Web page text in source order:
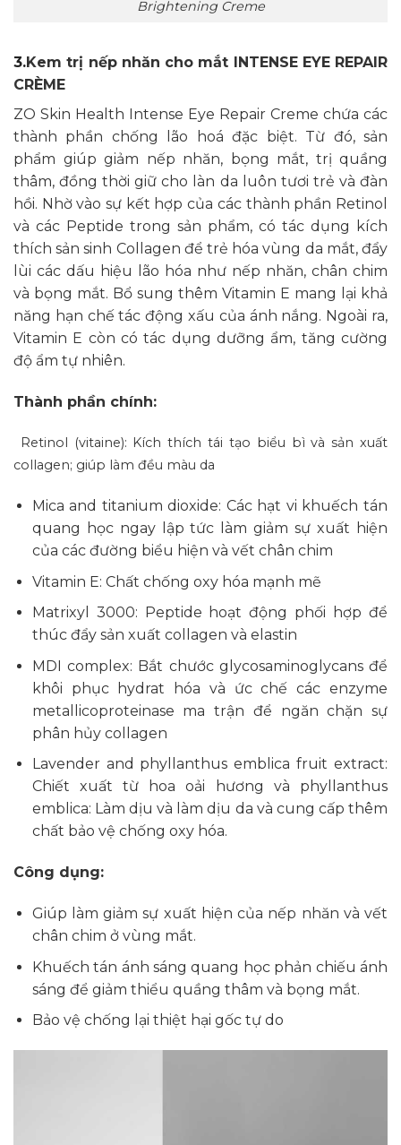
Brightening Creme
3.Kem trị nếp nhăn cho mắt INTENSE EYE REPAIR
CRÈME
ZO Skin Health Intense Eye Repair Creme chứa các
thành phần chống lão hoá đặc biệt. Từ đó, sản
phẩm giúp giảm nếp nhăn, bọng mắt, trị quầng
thâm, đồng thời giữ cho làn da luôn tươi trẻ và đàn
hồi. Nhờ vào sự kết hợp của các thành phần Retinol
và các Peptide trong sản phẩm, có tác dụng kích
thích sản sinh Collagen để trẻ hóa vùng da mắt, đẩy
lùi các dấu hiệu lão hóa như nếp nhăn, chân chim
và bọng mắt. Bổ sung thêm Vitamin E mang lại khả
năng hạn chế tác động xấu của ánh nắng. Ngoài ra,
Vitamin E còn có tác dụng dưỡng ẩm, tăng cường
độ ẩm tự nhiên.
Thành phần chính:
Retinol (vitaine): Kích thích tái tạo biểu bì và sản xuất
collagen; giúp làm đều màu da
Mica and titanium dioxide: Các hạt vi khuếch tán
quang học ngay lập tức làm giảm sự xuất hiện
của các đường biểu hiện và vết chân chim
Vitamin E: Chất chống oxy hóa mạnh mẽ
Matrixyl 3000: Peptide hoạt động phối hợp để
thúc đẩy sản xuất collagen và elastin
MDI complex: Bắt chước glycosaminoglycans để
khôi phục hydrat hóa và ức chế các enzyme
metallicoproteinase ma trận để ngăn chặn sự
phân hủy collagen
Lavender and phyllanthus emblica fruit extract:
Chiết xuất từ hoa oải hương và phyllanthus
emblica: Làm dịu và làm dịu da và cung cấp thêm
chất bảo vệ chống oxy hóa.
Công dụng:
Giúp làm giảm sự xuất hiện của nếp nhăn và vết
chân chim ở vùng mắt.
Khuếch tán ánh sáng quang học phản chiếu ánh
sáng để giảm thiểu quầng thâm và bọng mắt.
Bảo vệ chống lại thiệt hại gốc tự do